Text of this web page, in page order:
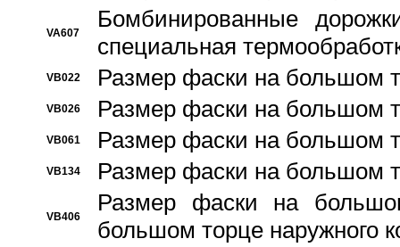
VA607
Бомбинированные
специальная
VB022 Размер фаски на большом
VB026 Размер фаски на большом
VB061 Размер фаски на большом
VB134 Размер фаски на большом
VB406
Размер фаски на
большом торце наружного